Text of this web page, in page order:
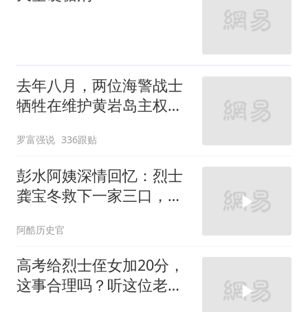
去年八月，两位海警战士
牺牲在维护黄岩岛主权的
罗富强说 336跟贴
彭水阿姨深情回忆：烈士
龚宝冬救下一家三口，岁
阿酷历史官
高考给烈士侄女加20分，
这事合理吗？听这位老师